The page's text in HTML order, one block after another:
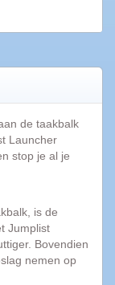
de taakbalk
Launcher
stop je al je
is de
Jumplist
Bovendien
nemen op